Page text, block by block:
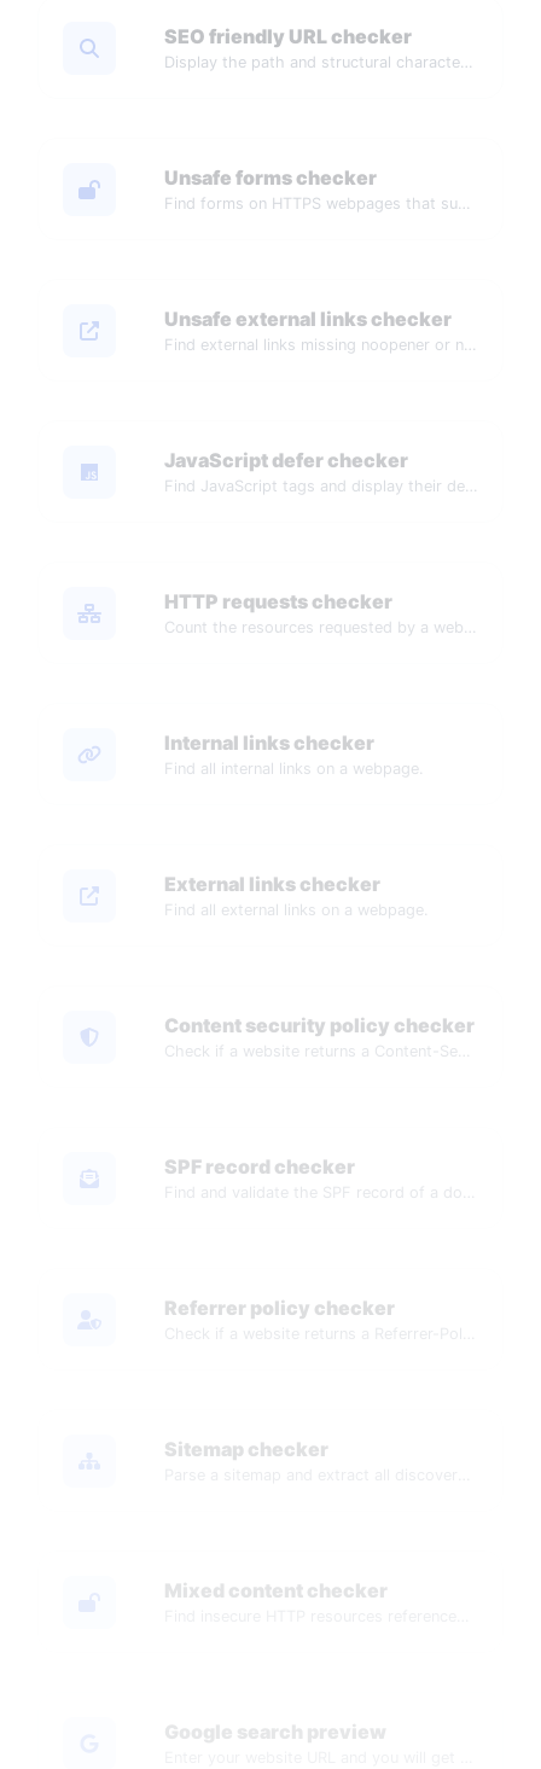
SEO friendly URL checker
Display the path and structural characteristics of a URL.
Unsafe forms checker
Find forms on HTTPS webpages that submit data to insecure HTTP URLs.
Unsafe external links checker
Find external links missing noopener or noreferrer attributes.
JavaScript defer checker
Find JavaScript tags and display their defer and async attributes.
HTTP requests checker
Count the resources requested by a webpage.
Internal links checker
Find all internal links on a webpage.
External links checker
Find all external links on a webpage.
Content security policy checker
Check if a website returns a Content-Security-Policy header.
SPF record checker
Find and validate the SPF record of a domain.
Referrer policy checker
Sitemap checker
Mixed content checker
Google search preview